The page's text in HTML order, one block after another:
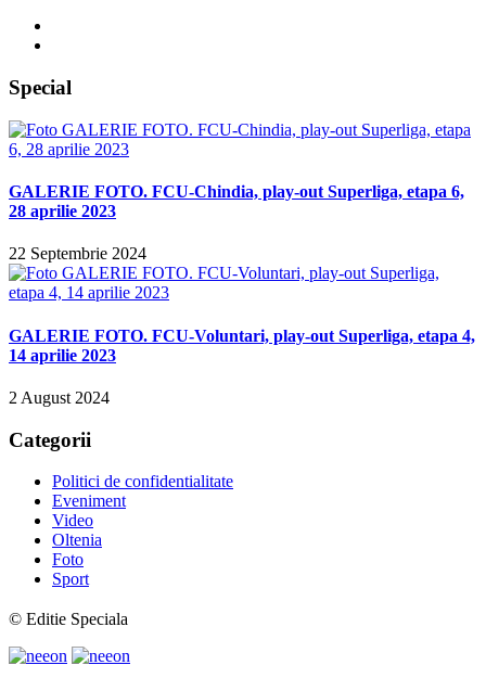
Special
GALERIE FOTO. FCU-Chindia, play-out Superliga, etapa 6,
28 aprilie 2023
22 Septembrie 2024
GALERIE FOTO. FCU-Voluntari, play-out Superliga, etapa 4,
14 aprilie 2023
2 August 2024
Categorii
Politici de confidentialitate
Eveniment
Video
Oltenia
Foto
Sport
© Editie Speciala